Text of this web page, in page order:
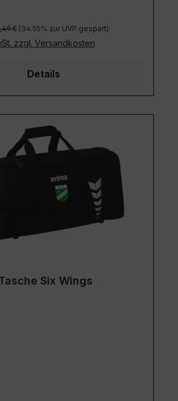
Preis:
€ (34.55% zur UVP gespart)
zzgl. Versandkosten
Details
Six Wings